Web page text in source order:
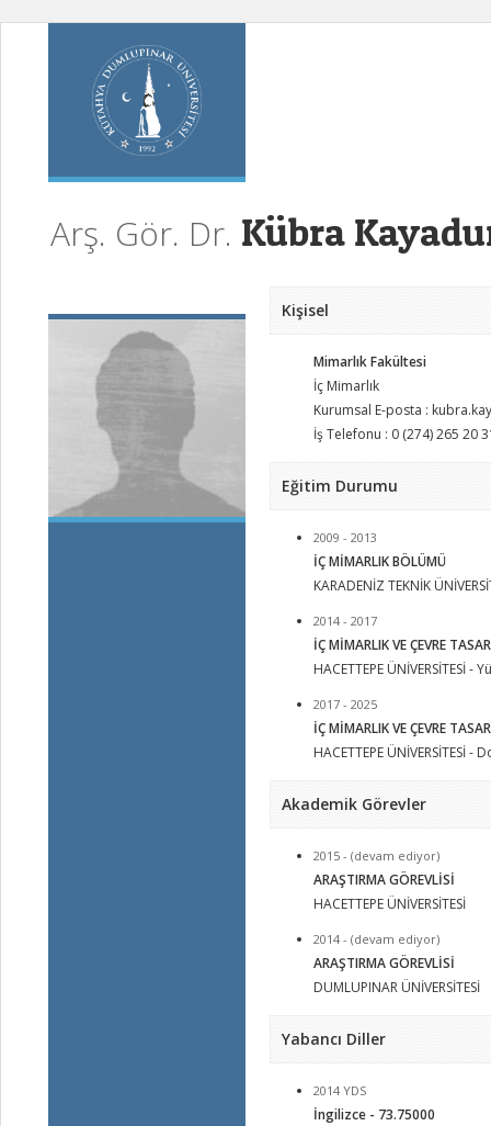
Arş. Gör. Dr. Kübra
Kişisel
Mimarlık Fakültesi
İç Mimarlık
Kurumsal E-posta :
İş Telefonu : 0 (274) 265 20
Eğitim Durumu
2009 - 2013
İÇ MİMARLIK BÖLÜMÜ
KARADENİZ TEKNİK
2014 - 2017
İÇ MİMARLIK VE ÇEVRE
HACETTEPE ÜNİVERSİTESİ -
2017 - 2025
İÇ MİMARLIK VE ÇEVRE
HACETTEPE ÜNİVERSİTESİ -
Akademik Görevler
2015 - (devam ediyor)
ARAŞTIRMA GÖREVLİSİ
HACETTEPE ÜNİVERSİTESİ
2014 - (devam ediyor)
ARAŞTIRMA GÖREVLİSİ
DUMLUPINAR ÜNİVERSİTESİ
Yabancı Diller
2014 YDS
İngilizce - 73.75000